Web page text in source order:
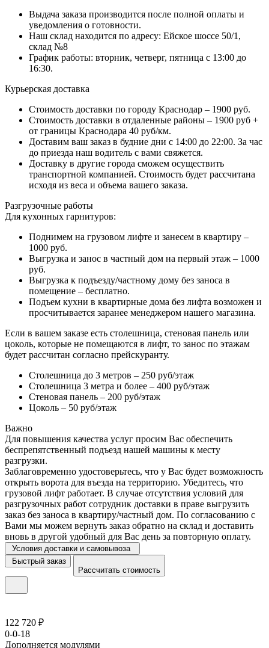
Выдача заказа производится после полной оплаты и
уведомления о готовности.
Наш склад находится по адресу: Ейское шоссе 50/1,
склад №8
График работы: вторник, четверг, пятница с 13:00 до
16:30.
Курьерская доставка
Стоимость доставки по городу Краснодар – 1900 руб.
Стоимость доставки в отдаленные районы – 1900 руб +
от границы Краснодара 40 руб/км.
Доставим ваш заказ в будние дни с 14:00 до 22:00. За час
до приезда наш водитель с вами свяжется.
Доставку в другие города сможем осуществить
транспортной компанией. Стоимость будет рассчитана
исходя из веса и объема вашего заказа.
Разгрузочные работы
Для кухонных гарнитуров:
Поднимем на грузовом лифте и занесем в квартиру –
1000 руб.
Выгрузка и занос в частный дом на первый этаж – 1000
руб.
Выгрузка к подъезду/частному дому без заноса в
помещение – бесплатно.
Подъем кухни в квартирные дома без лифта возможен и
просчитывается заранее менеджером нашего магазина.
Если в вашем заказе есть столешница, стеновая панель или
цоколь, которые не помещаются в лифт, то занос по этажам
будет рассчитан согласно прейскуранту.
Столешница до 3 метров – 250 руб/этаж
Столешница 3 метра и более – 400 руб/этаж
Стеновая панель – 200 руб/этаж
Цоколь – 50 руб/этаж
Важно
Для повышения качества услуг просим Вас обеспечить
беспрепятственный подъезд нашей машины к месту
разгрузки.
Заблаговременно удостоверьтесь, что у Вас будет возможность
открыть ворота для въезда на территорию. Убедитесь, что
грузовой лифт работает. В случае отсутствия условий для
разгрузочных работ сотрудник доставки в праве выгрузить
заказ без заноса в квартиру/частный дом. По согласованию с
Вами мы можем вернуть заказ обратно на склад и доставить
вновь в другой удобный для Вас день за повторную оплату.
Условия доставки и самовывоза
Быстрый заказ
Рассчитать стоимость
122 720 ₽
0-0-18
Дополняется модулями